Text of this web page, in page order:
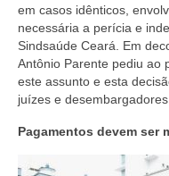
em casos idênticos,
necessária a perícia e
Sindsaúde Ceará. Em
Antônio Parente pediu ao
este assunto e esta
juízes e desembargadores.
Pagamentos devem ser